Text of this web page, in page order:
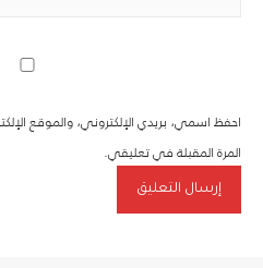
احفظ اسمي، بريدي الإلكتروني، والموقع
المرة المقبلة في تعليقي.